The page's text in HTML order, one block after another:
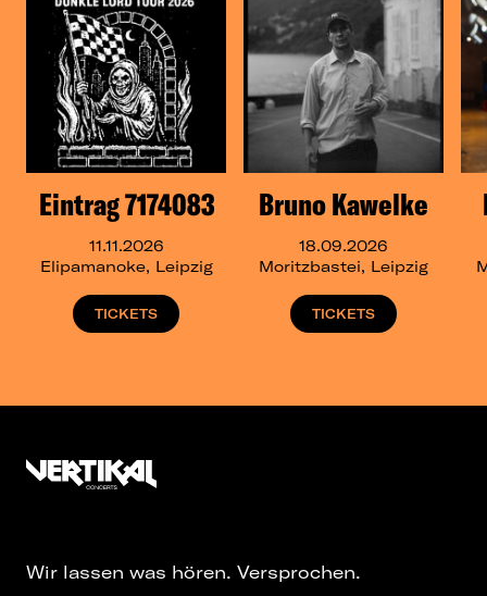
Eintrag 7174083
11.11.2026
Elipamanoke, Leipzig
TICKETS
Bruno Kawelke
18.09.2026
Moritzbastei, Leipzig
TICKETS
Wir lassen was hören. Versprochen.